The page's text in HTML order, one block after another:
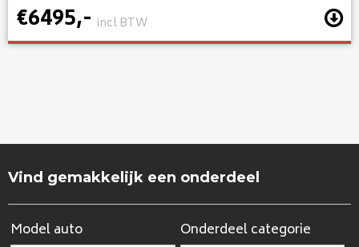
€6495,- incl BTW
Vind gemakkelijk een onderdeel
Model auto Onderdeel categorie